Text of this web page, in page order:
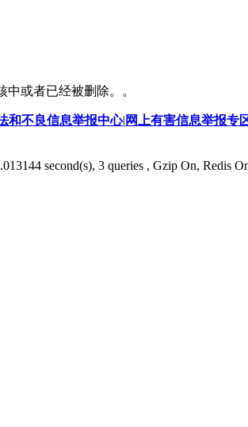
或者已经被删除。。
和不良信息举报中心| 网上有害信息举报专
second(s), 3 queries , Gzip On, Redis